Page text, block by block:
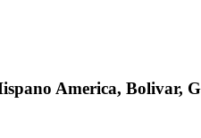
America, Bolivar,